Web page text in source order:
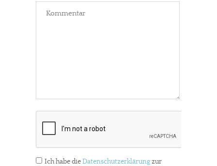
Ich habe dieDatenschutzerklärungzur